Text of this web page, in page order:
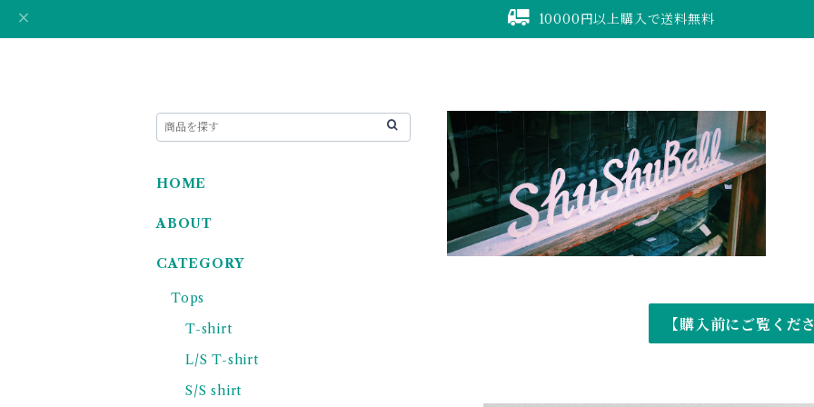
10000円以上購入で送料無料
【購入前にご覧くだ
HOME
ABOUT
CATEGORY
Tops
T-shirt
L/S T-shirt
S/S shirt